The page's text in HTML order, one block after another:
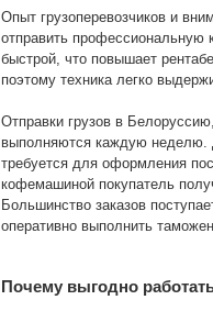
Опыт грузоперевозчиков и
отправить
быстрой, что повышает
поэтому техника легко
Отправки грузов в
выполняются каждую неделю.
требуется для оформления
кофемашиной покупатель
Большинство заказов
оперативно выполнить
Почему выгодно